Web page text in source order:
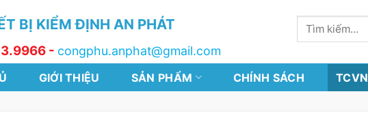
BỊ KIỂM ĐỊNH AN PHÁT
- congphu.anphat@gmail.com
Tìm
kiếm:
GIỚI THIỆU SẢN PHẨM CHÍNH SÁCH TCVN